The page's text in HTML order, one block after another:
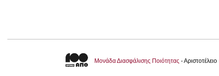
Μονάδα Διασφάλισης Ποιότητας -